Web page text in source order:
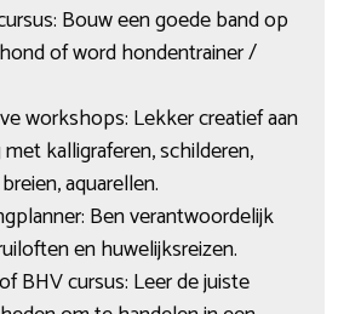
Bouw een goede band op
of word hondentrainer /
workshops: Lekker creatief aan
kalligraferen, schilderen,
aquarellen.
Ben verantwoordelijk
en huwelijksreizen.
BHV cursus: Leer de juiste